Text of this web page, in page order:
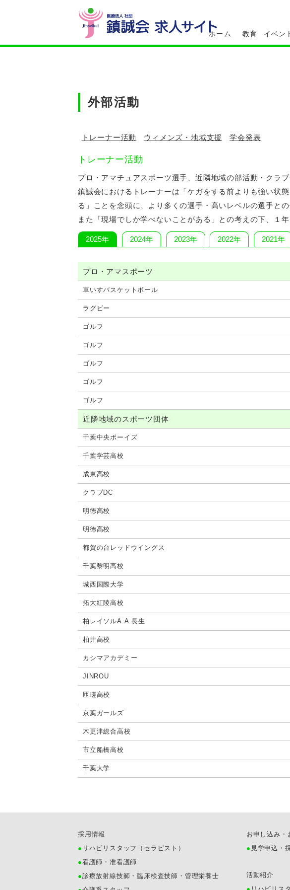
ホーム 教育 イベン
外部活動
トレーナー活動 ウィメンズ・地域支援 学会発表
トレーナー活動
プロ・アマチュアスポーツ選手、近隣地域の部活動・クラ
鎮誠会におけるトレーナーは「ケガをする前よりも強い状
る」ことを念頭に、より多くの選手・高いレベルの選手と
また「現場でしか学べないことがある」との考えの下、１
2025年 2024年 2023年 2022年 2021年
プロ・アマスポーツ
車いすバスケットボール
ラグビー
ゴルフ
ゴルフ
ゴルフ
ゴルフ
ゴルフ
近隣地域のスポーツ団体
千葉中央ボーイズ
千葉学芸高校
成東高校
クラブDC
明徳高校
明徳高校
都賀の台レッドウイングス
千葉黎明高校
城西国際大学
拓大紅陵高校
柏レイソルA.A.長生
柏井高校
カシマアカデミー
JINROU
匝瑳高校
京葉ガールズ
木更津総合高校
市立船橋高校
千葉大学
採用情報
リハビリスタッフ（セラピスト）
看護師・准看護師
診療放射線技師・臨床検査技師・管理栄養士
お申し込み・
見学申込・
活動紹介